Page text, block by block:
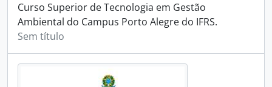
Curso Superior de Tecnologia em Gestão
Ambiental do Campus Porto Alegre do IFRS.
Sem título